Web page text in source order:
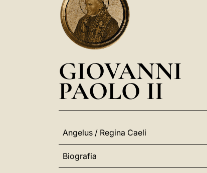
GIOVANNI
PAOLO II
Angelus / Regina Caeli
Biografia